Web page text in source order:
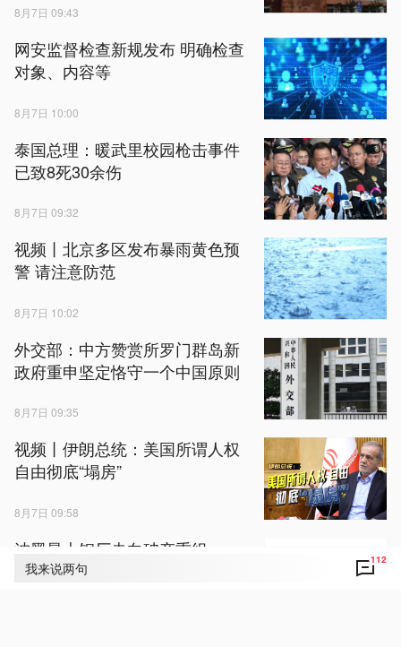
我来说两句 112
8月7日 09:43
网安监督检查新规发布 明确检查
对象、内容等
8月7日 10:00
泰国总理：暖武里校园枪击事件
已致8死30余伤
8月7日 09:32
视频丨北京多区发布暴雨黄色预
警 请注意防范
8月7日 10:02
外交部：中方赞赏所罗门群岛新
政府重申坚定恪守一个中国原则
8月7日 09:35
视频丨伊朗总统：美国所谓人权
自由彻底“塌房”
8月7日 09:58
波黑最大钢厂走向破产重组